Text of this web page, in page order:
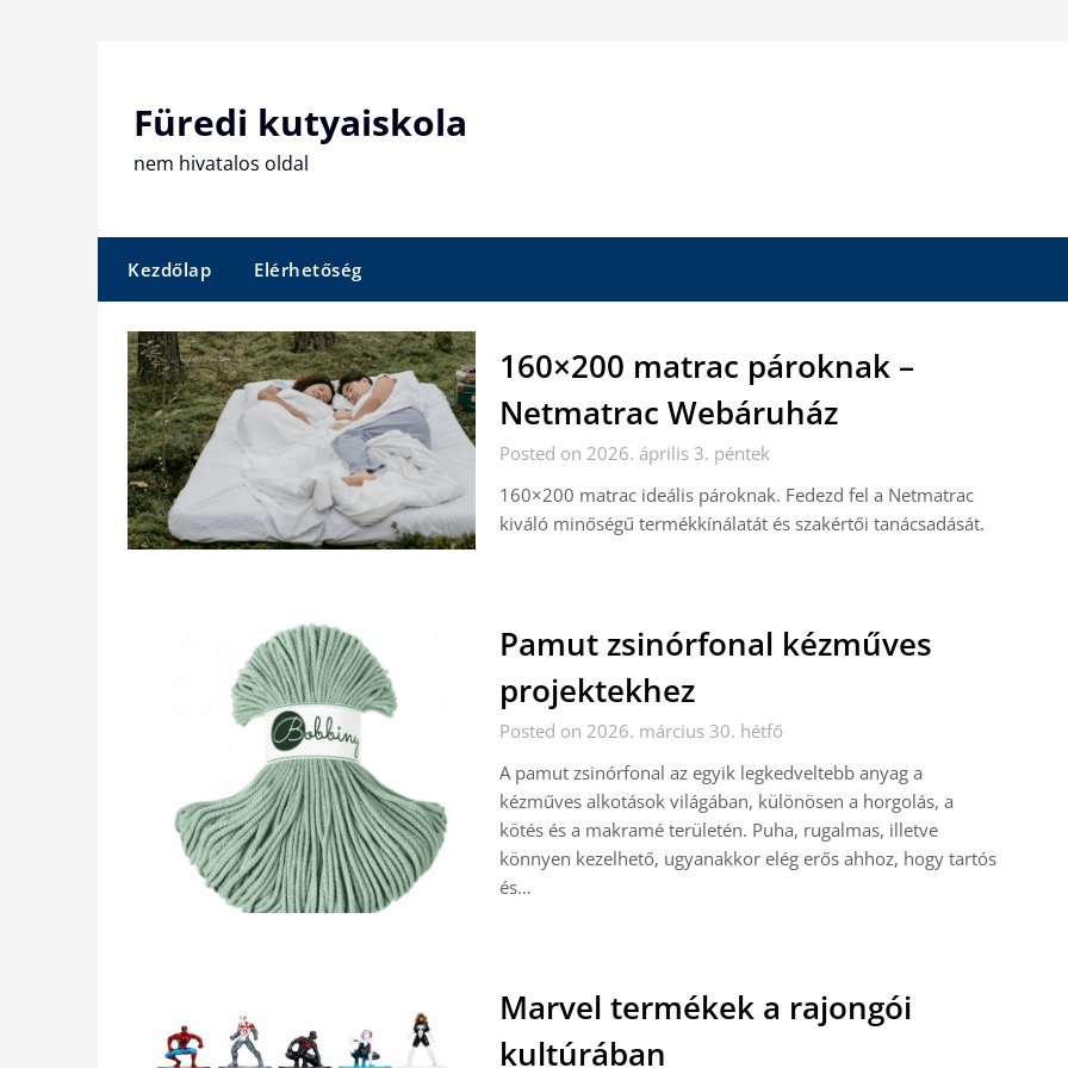
Füredi kutyaiskola
nem hivatalos oldal
Kezdőlap Elérhetőség
160×200 matrac pároknak –
Netmatrac Webáruház
Posted on 2026. április 3. péntek
160×200 matrac ideális pároknak. Fedezd fel a Netmatrac
kiváló minőségű termékkínálatát és szakértői tanácsadását.
Pamut zsinórfonal kézműves
projektekhez
Posted on 2026. március 30. hétfő
A pamut zsinórfonal az egyik legkedveltebb anyag a
kézműves alkotások világában, különösen a horgolás, a
kötés és a makramé területén. Puha, rugalmas, illetve
könnyen kezelhető, ugyanakkor elég erős ahhoz, hogy tartós
és…
Marvel termékek a rajongói
kultúrában